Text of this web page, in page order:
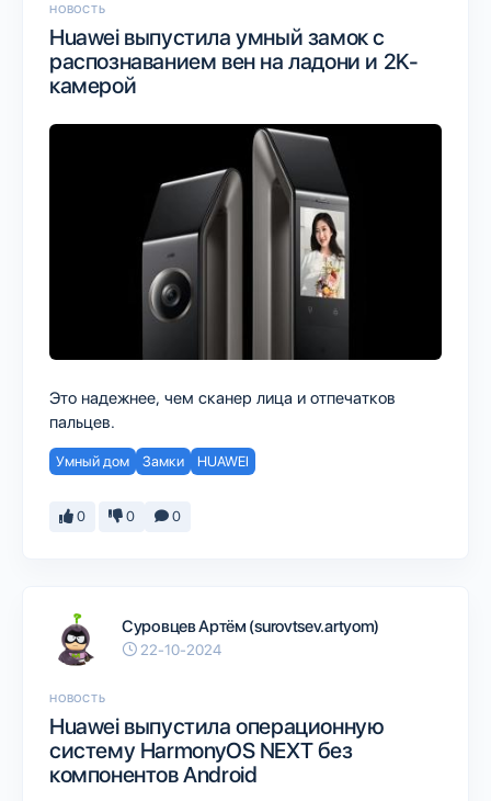
НОВОСТЬ
Huawei выпустила умный замок с
распознаванием вен на ладони и 2K-
камерой
Это надежнее, чем сканер лица и отпечатков
пальцев.
Умный дом Замки HUAWEI
0 0 0
Суровцев Артём (surovtsev.artyom)
22-10-2024
НОВОСТЬ
Huawei выпустила операционную
систему HarmonyOS NEXT без
компонентов Android